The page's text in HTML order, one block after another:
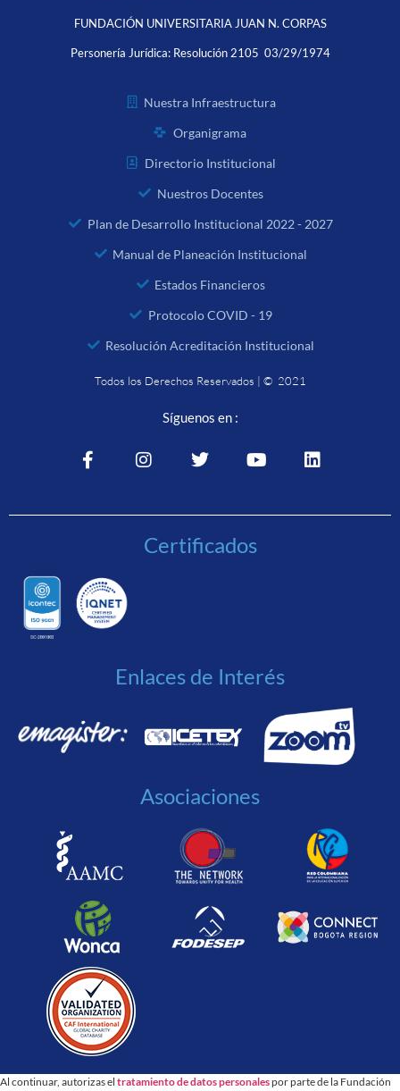
FUNDACIÓN UNIVERSITARIA JUAN N. CORPAS
Personería Jurídica: Resolución 2105 03/29/1974
Nuestra Infraestructura
Organigrama
Directorio Institucional
Nuestros Docentes
Plan de Desarrollo Institucional 2022 - 2027
Manual de Planeación Institucional
Estados Financieros
Protocolo COVID - 19
Resolución Acreditación Institucional
Todos los Derechos Reservados | © 2021
Síguenos en :
Certificados
Enlaces de Interés
Asociaciones
Al continuar, autorizas el tratamiento de datos personalespor parte de la Fundación